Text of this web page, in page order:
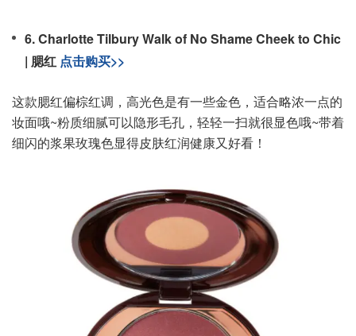
6. Charlotte Tilbury Walk of No Shame Cheek to Chic
| 腮红 点击购买>>
这款腮红偏棕红调，高光色是有一些金色，适合略浓一点的
妆面哦~粉质细腻可以隐形毛孔，轻轻一扫就很显色哦~带着
细闪的浆果玫瑰色显得皮肤红润健康又好看！